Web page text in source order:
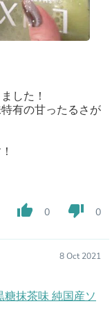
した！
有の甘ったるさが
thumb_up 0 thumb_down 0
8 Oct 2021
抹茶味 純国産ソ